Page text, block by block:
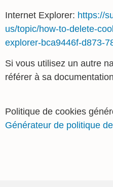
Internet Explorer: https://
us/topic/how-to-delete-
explorer-bca9446f-d873-
Si vous utilisez un autre
référer à sa
Politique de cookies
Générateur de politique